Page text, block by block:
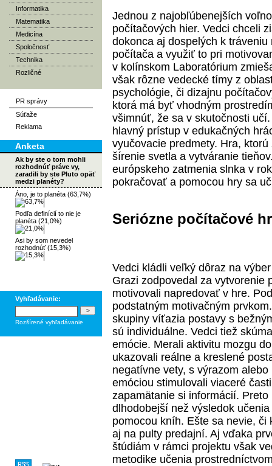
Informatika
Matematika
Medicína
Spoločnosť
Technika
Rozličné
PR správy
Súťaže
Reklama
Anketa
Ak by ste o tom mohli
rozhodnúť práve vy,
zaradili by ste Pluto opäť
medzi planéty?
Áno, je to planéta (63,7%)
Podľa definícií to nie je
planéta (21,0%)
Asi by som nevedel
rozhodnúť (15,3%)
Vyhľadávanie:
Rozšírené vyhľadávanie
Jednou z najobľúbenejších
počítačových hier. Vedci chceli
dokonca aj dospelých k
počítača a využiť to pri
v kolínskom Laboratórium
však rôzne vedecké tímy z
psychológie, či dizajnu
ktorá má byť vhodným
všimnúť, že sa v skutočnosti
hlavný prístup v edukačných
vyučovacie predmety. Hra,
šírenie svetla a vytváranie
európskeho zatmenia slnka v
pokračovať a pomocou hry sa
Seriózne počítačové
Vedci kládli veľký dôraz na
Grazi zodpovedal za vytvorenie
motivovali napredovať v hre.
podstatným motivačným
skupiny víťazia postavy s
sú individuálne. Vedci tiež
emócie. Merali aktivitu mozgu
ukazovali reálne a kreslené
negatívne vety, s výrazom
emóciou stimulovali viaceré
zapamätanie si informácií.
dlhodobejší než výsledok
pomocou kníh. Ešte sa nevie,
aj na pulty predajní. Aj vďaka
štúdiám v rámci projektu však
metodike učenia